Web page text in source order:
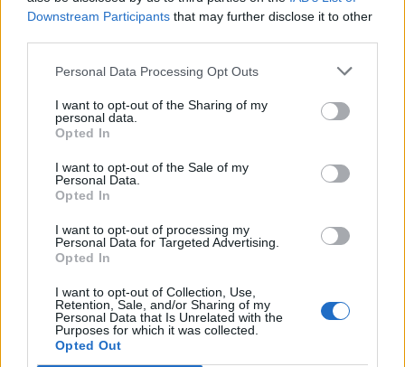
Downstream Participants that may further disclose it to other
Personal Data Processing Opt Outs
I want to opt-out of the Sharing of my
personal data.
Opted In
I want to opt-out of the Sale of my
Personal Data.
Opted In
I want to opt-out of processing my
Personal Data for Targeted Advertising.
Opted In
I want to opt-out of Collection, Use,
Retention, Sale, and/or Sharing of my
Personal Data that Is Unrelated with the
Purposes for which it was collected.
Opted Out
Koch (w/m/d) - ab sofort - Luxuskreuzfahrt
Arbeite als Koch an Bord der Luxusflotte, kreiere Menüs
Vertragsdauer 4–6 Monate, inklusive Unterkunft und
Verpflegung.
11. Juli 2026 - sea chefs Human Resources Services GmbH -
Anzeige in deutscher Sprache